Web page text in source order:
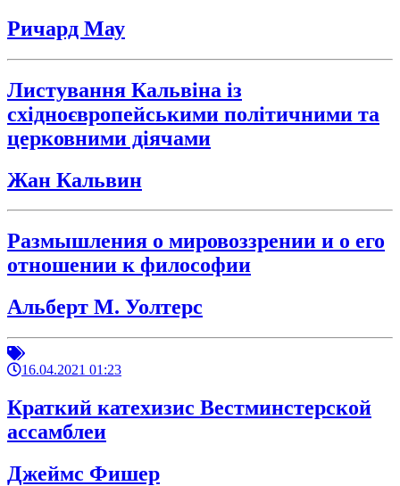
Ричард Мау
Листування Кальвіна із
східноєвропейськими політичними та
церковними діячами
Жан Кальвин
Размышления о мировоззрении и о его
отношении к философии
Альберт М. Уолтерс
16.04.2021 01:23
Краткий катехизис Вестминстерской
ассамблеи
Джеймс Фишер